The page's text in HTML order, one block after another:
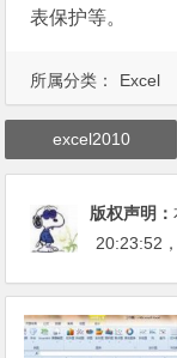
表保护等。
所属分类： Excel
excel2010
版权声明：
20:23:52